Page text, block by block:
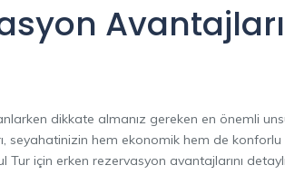
dikkate almanız gereken en önemli
seyahatinizin hem ekonomik hem de
için erken rezervasyon avantajlarını